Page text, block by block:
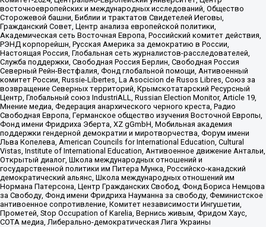
восточноевропейских и международных исследований, Общество
Сторожевой башни, Библии и трактатов Свидетелей Иеговы,
Гражданский Совет, Центр анализа европейской политики,
Академическая сеть Восточная Европа, Российский комитет действия,
РЭНД корпорейшн, Русская Америка за демократию в России,
Настоящая Россия, Глобальная сеть журналистов-расследователей,
Служба поддержки, Свободная Россия Берлин, Свободная Россия
Северный Рейн-Вестфалия, Фонд глобальной помощи, Антивоенный
комитет России, Russie-Libertes, La Asocicion de Rusos Libres, Союз за
возвращение Северных территорий, Крымскотатарский Ресурсный
Центр, Глобальный союз IndustriALL, Russian Election Monitor, Article 19,
Мнение медиа, Федерация анархического черного креста, Радио
Свободная Европа, Германское общество изучения Восточной Европы,
Фонд имени Фридриха Эберта, XZ gGmbH, Мобильная академия
поддержки гендерной демократии и миротворчества, Форум имени
Льва Копелева, American Councils for International Education, Cultural
Vistas, Institute of International Education, Антивоенное движение Антальи,
Открытый диалог, Школа международных отношений и
государственной политики им Питера Мунка, Российско-канадский
демократический альянс, Школа международных отношений им
Нормана Патерсона, Центр Гражданских Свобод, Фонд Бориса Немцова
за Свободу, Фонд имени Фридриха Науманна за свободу, Феминистское
антивоенное сопротивление, Комитет независимости Ингушетии,
Прометей, Stop Occupation of Karelia, Вернись живым, Фридом Хаус,
СОТА медиа, Либерально-демократическая Лига Украины